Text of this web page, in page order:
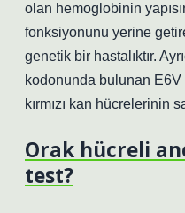
olan hemoglobinin
fonksiyonunu yerine
genetik bir hastalıktır.
kodonunda bulunan
kırmızı kan hücrelerinin
Orak hücreli
test?